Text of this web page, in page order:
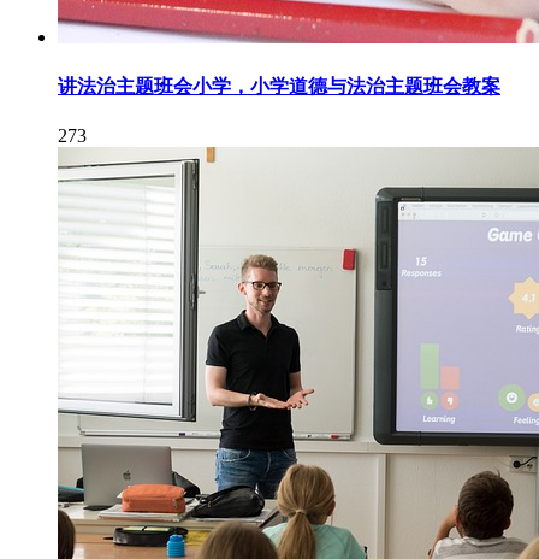
讲法治主题班会小学，小学道德与法治主题班会教案
273